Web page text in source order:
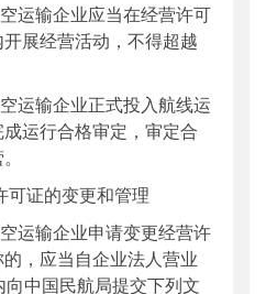
运输企业应当在经营许可
展经营活动，不得超越
运输企业正式投入航线运
运行合格审定，审定合
证的变更和管理
运输企业申请变更经营许
，应当自企业法人营业
中国民航局提交下列文